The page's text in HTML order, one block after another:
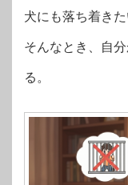
犬にも落ち着きた
そんなとき、自
る。